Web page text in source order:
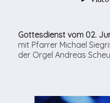
Gottesdienst vom 02.
mit Pfarrer Michael
der Orgel Andreas